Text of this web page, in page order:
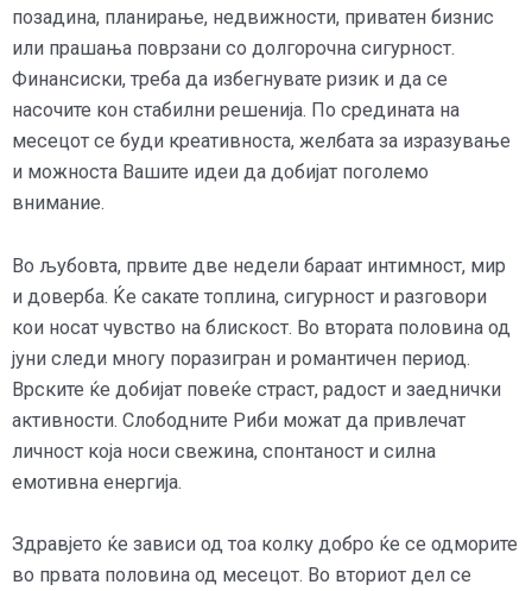
позадина, планирање, недвижности, приватен бизнис
или прашања поврзани со долгорочна сигурност.
Финансиски, треба да избегнувате ризик и да се
насочите кон стабилни решенија. По средината на
месецот се буди креативноста, желбата за изразување
и можноста Вашите идеи да добијат поголемо
внимание.
Во љубовта, првите две недели бараат интимност, мир
и доверба. Ќе сакате топлина, сигурност и разговори
кои носат чувство на блискост. Во втората половина од
јуни следи многу поразигран и романтичен период.
Врските ќе добијат повеќе страст, радост и заеднички
активности. Слободните Риби можат да привлечат
личност која носи свежина, спонтаност и силна
емотивна енергија.
Здравјето ќе зависи од тоа колку добро ќе се одморите
во првата половина од месецот. Во вториот дел се